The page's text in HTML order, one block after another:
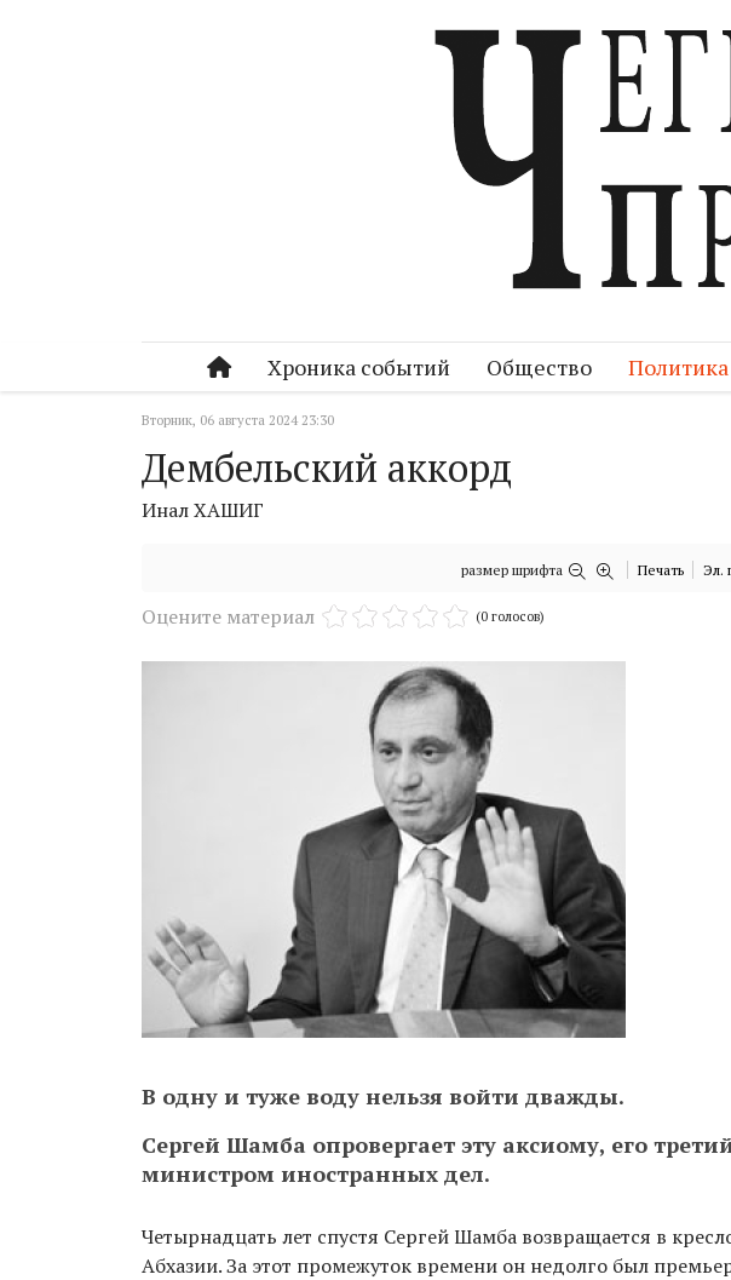
Хроника событий Общество Политика
Вторник, 06 августа 2024 23:30
Дембельский аккорд
Инал ХАШИГ
размер шрифта Печать Эл.
Оцените материал (0 голосов)
В одну и туже воду нельзя войти дважды.
Сергей Шамба опровергает эту аксиому, его
министром иностранных дел.
Четырнадцать лет спустя Сергей Шамба возвращается в
Абхазии. За этот промежуток времени он недолго был